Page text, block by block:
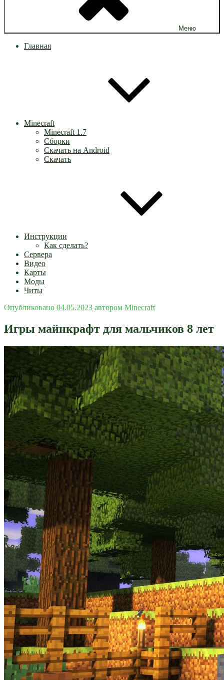
Меню
Главная
Minecraft
Minecraft 1.7
Сборки
Скачать на Android
Скачать
Инструкции
Как сделать?
Сервера
Видео
Карты
Моды
Читы
Опубликовано 04.05.2023 автором Minecraft
Игры майнкрафт для мальчиков 8 лет